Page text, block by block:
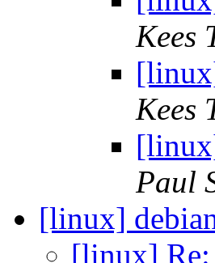
Kees
Kees
Paul
[linux]
[linux] Re: